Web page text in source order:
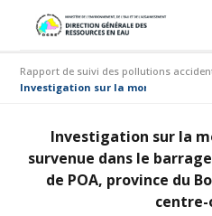
Rapport de suivi des pollutions
Investigation sur la mortalite de
Investigation sur la
survenue dans le
de POA, province du